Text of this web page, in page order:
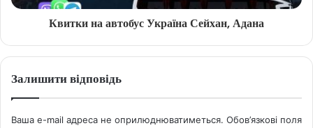
Квитки на автобус Україна Сейхан, Адана
Залишити відповідь
Ваша e-mail адреса не оприлюднюватиметься. Обов’язкові поля